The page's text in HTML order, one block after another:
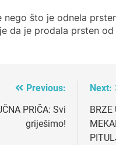
nego što je odnela
da je prodala prsten
Previous:
PRIČA: Svi
griješimo!
Next:
BRZE